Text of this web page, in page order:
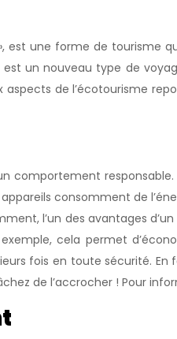
est une forme de tourisme
un nouveau type de
de l’écotourisme
comportement
consomment de
l’un des avantages
cela permet
fois en toute sécurité.
de l’accrocher ! Pour